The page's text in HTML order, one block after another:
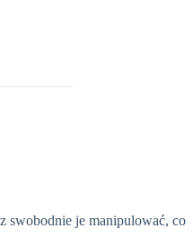
swobodnie je manipulować, co